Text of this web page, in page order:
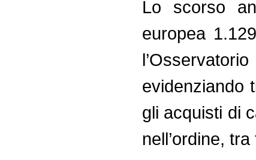
Lo scorso
europea
evidenziando
gli acquisti di
nell’ordine,